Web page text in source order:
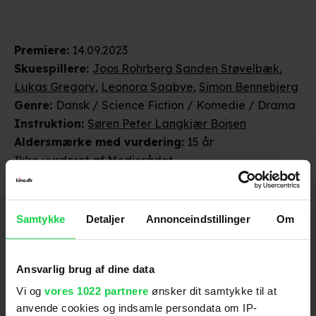
Samtykke Detaljer Annonceindstillinger Om
Ansvarlig brug af dine data
Vi og vores 1022 partnere ønsker dit samtykke til at
anvende cookies og indsamle persondata om IP-
Premiere: 14.09.2023
Skuespillere: Joos Rohrberg Sanden Støvelbæk,
Lukas Gregory, Leonora Saabye, Simon Bennebjerg
Genre: Dansk / Science Fiction / Komedie / Drama
Instruktion: Søren Peter Langkjær Bojsen
Aldersmærke med vurdering: 15 år
Ikke vurderet af Medierådet.
Distributør